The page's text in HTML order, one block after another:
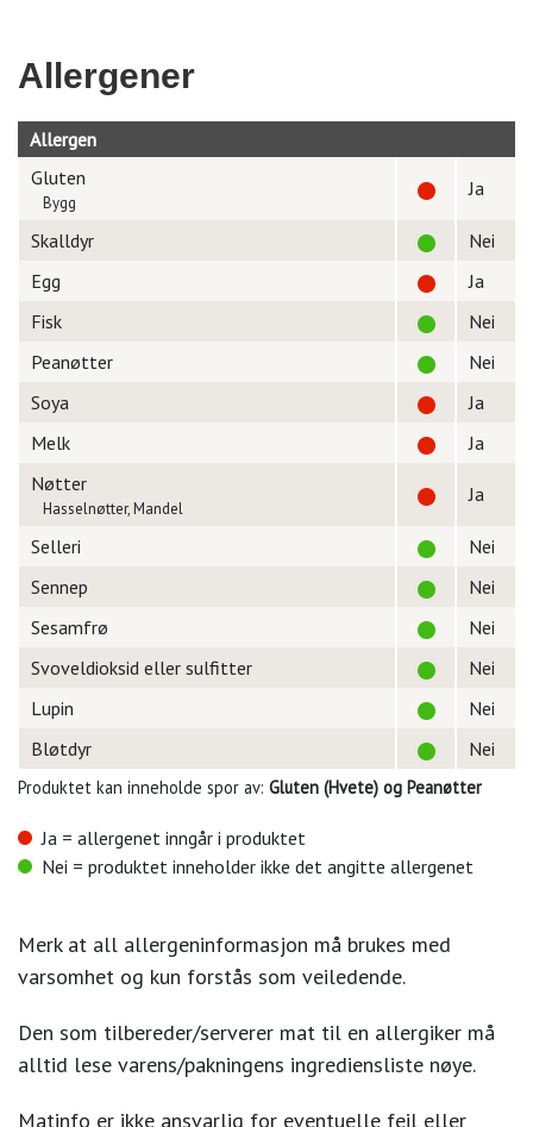
Allergener
Allergen
Gluten
Bygg
Ja
Skalldyr
Nei
Egg
Ja
Fisk
Nei
Peanøtter
Nei
Soya
Ja
Melk
Ja
Nøtter
Hasselnøtter, Mandel
Ja
Selleri
Nei
Sennep
Nei
Sesamfrø
Nei
Svoveldioksid eller sulfitter
Nei
Lupin
Nei
Bløtdyr
Nei
Produktet kan inneholde spor av: Gluten (Hvete) og Peanøtter
Ja = allergenet inngår i produktet
Nei = produktet inneholder ikke det angitte allergenet
Merk at all allergeninformasjon må brukes med
varsomhet og kun forstås som veiledende.
Den som tilbereder/serverer mat til en allergiker må
alltid lese varens/pakningens ingrediensliste nøye.
Matinfo er ikke ansvarlig for eventuelle feil eller